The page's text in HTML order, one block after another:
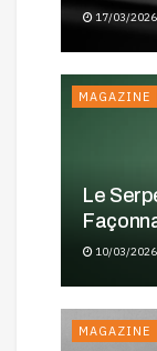
17/03/2026
MAGAZINE
Le
10/03/2026
MAGAZINE